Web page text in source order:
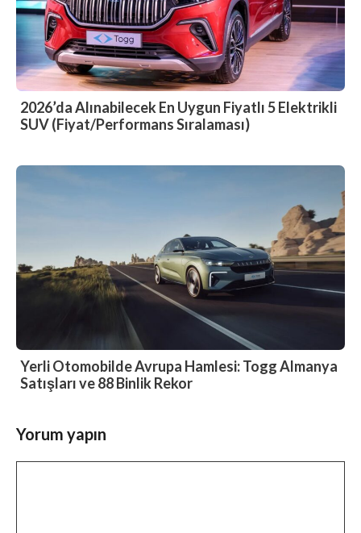
2026’da Alınabilecek En Uygun Fiyatlı 5 Elektrikli
SUV (Fiyat/Performans Sıralaması)
Yerli Otomobilde Avrupa Hamlesi: Togg Almanya
Satışları ve 88 Binlik Rekor
Yorum yapın